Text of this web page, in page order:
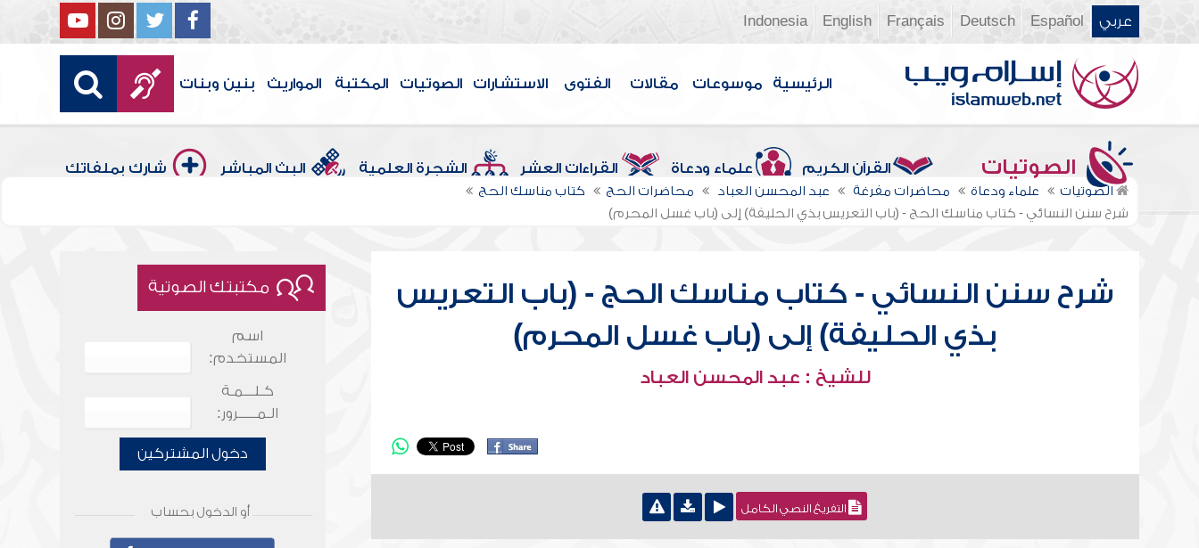
عربي Español
Deutsch
Français
English
Indonesia
الرئيسية موسوعات مقالات الفتوى الاستشارات الصوتيات المكتبة المواريث بنين وبنات
الصوتيات القرآن الكريم علماء ودعاة القراءات العشر الشجرة العلمية البث المباشر شارك بملفاتك
الصوتيات علماء ودعاة محاضرات مفرغة عبد المحسن العباد محاضرات الحج
كتاب مناسك الحج
شرح سنن النسائي - كتاب مناسك الحج - (باب التعريس بذي الحليفة) إلى (باب غسل المحرم)
شرح سنن النسائي - كتاب مناسك الحج - (باب التعريس
بذي الحليفة) إلى (باب غسل المحرم)
للشيخ : عبد المحسن العباد
التفريغ النصي الكامل
مكتبتك الصوتية
اسم
المستخدم:
كـلـــمـة
الـمـــــرور:
دخول المشتركين
أو الدخول بحساب